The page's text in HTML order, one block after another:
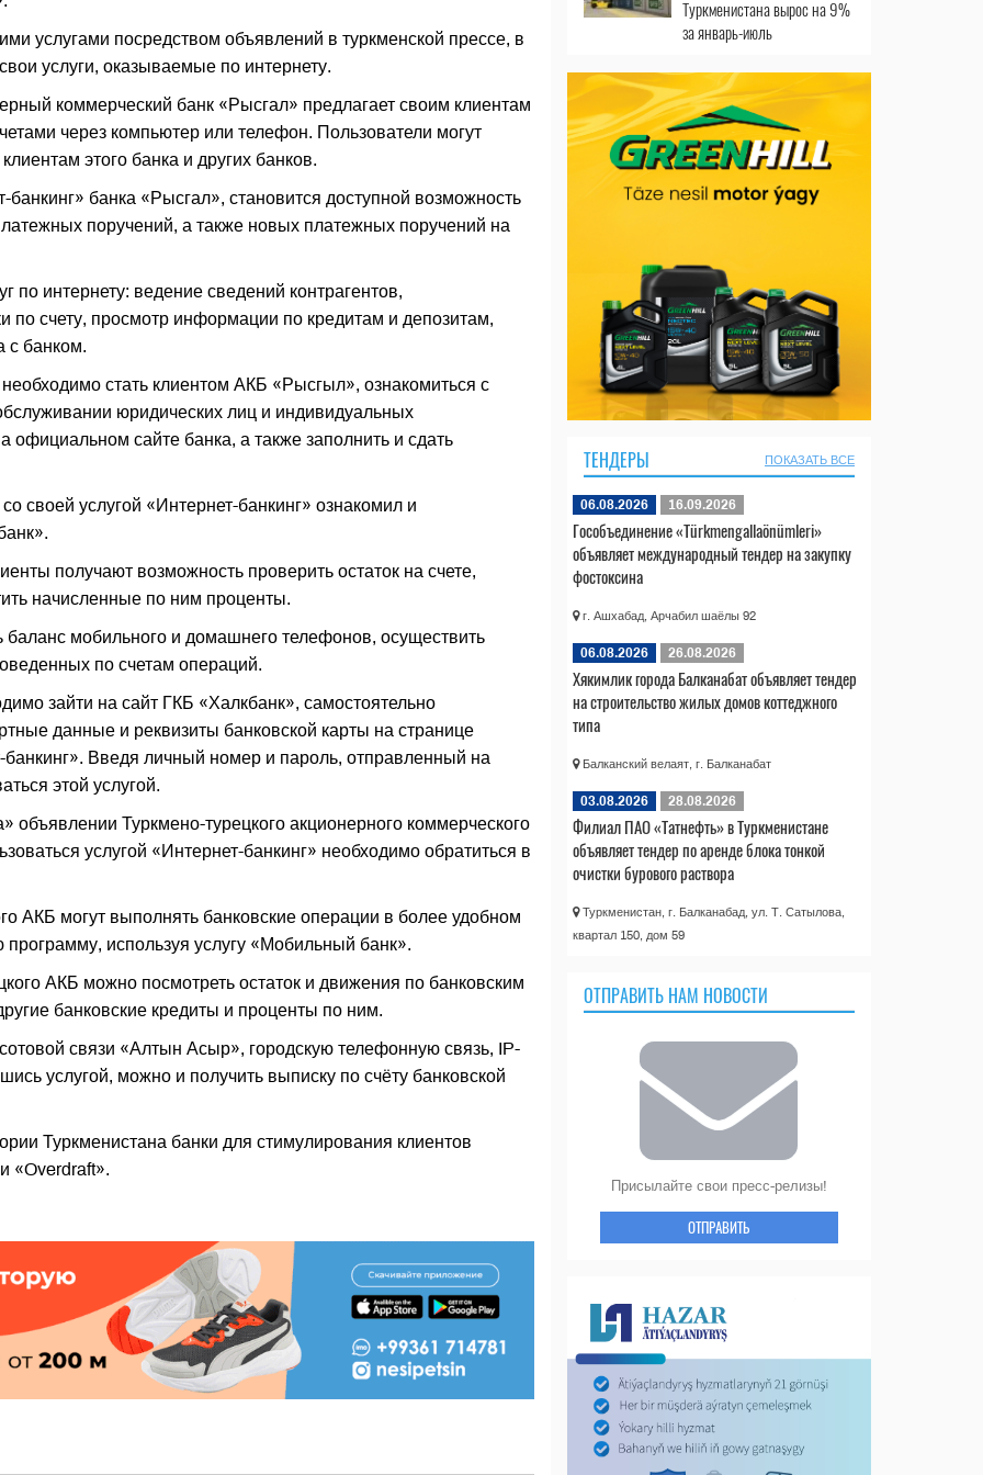
услугами посредством объявлений в туркменской прессе, в
услуги, оказываемые по интернету.
коммерческий банк «Рысгал» предлагает своим клиентам
через компьютер или телефон. Пользователи могут
этого банка и других банков.
банка «Рысгал», становится доступной возможность
поручений, а также новых платежных поручений на
по интернету: ведение сведений контрагентов,
по счету, просмотр информации по кредитам и депозитам,
с банком.
стать клиентом АКБ «Рысгыл», ознакомиться с
юридических лиц и индивидуальных
сайте банка, а также заполнить и сдать
своей услугой «Интернет-банкинг» ознакомил и
получают возможность проверить остаток на счете,
начисленные по ним проценты.
баланс мобильного и домашнего телефонов, осуществить
по счетам операций.
зайти на сайт ГКБ «Халкбанк», самостоятельно
данные и реквизиты банковской карты на странице
банкинг». Введя личный номер и пароль, отправленный на
этой услугой.
объявлении Туркмено-турецкого акционерного коммерческого
услугой «Интернет-банкинг» необходимо обратиться в
АКБ могут выполнять банковские операции в более удобном
используя услугу «Мобильный банк».
АКБ можно посмотреть остаток и движения по банковским
банковские кредиты и проценты по ним.
связи «Алтын Асыр», городскую телефонную связь, IP-
услугой, можно и получить выписку по счёту банковской
Туркменистана банки для стимулирования клиентов
«Overdraft».
Туркменистана вырос на 9%
за январь-июль
ТЕНДЕРЫ ПОКАЗАТЬ ВСЕ
06.08.2026 16.09.2026
Гособъединение «Türkmengallaönümleri»
объявляет международный тендер на закупку
фостоксина
г. Ашхабад, Арчабил шаёлы 92
06.08.2026 26.08.2026
Хякимлик города Балканабат объявляет тендер
на строительство жилых домов коттеджного
типа
Балканский велаят, г. Балканабат
03.08.2026 28.08.2026
Филиал ПАО «Татнефть» в Туркменистане
объявляет тендер по аренде блока тонкой
очистки бурового раствора
Туркменистан, г. Балканабад, ул. Т. Сатылова,
квартал 150, дом 59
ОТПРАВИТЬ НАМ НОВОСТИ
Присылайте свои пресс-релизы!
ОТПРАВИТЬ